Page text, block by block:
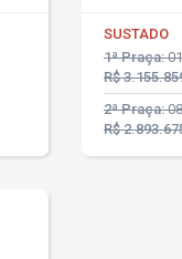
SUSTADO
1ª Praça:
R$
2ª Praça:
R$